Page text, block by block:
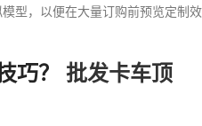
型，以便在大量订购前预览定制效
巧？ 批发卡车顶